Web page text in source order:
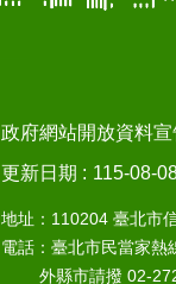
政府網站開放資料宣
更新日期
115-08-
地址：110204 臺北市
電話：臺北市民當家熱
外縣市請撥 02-